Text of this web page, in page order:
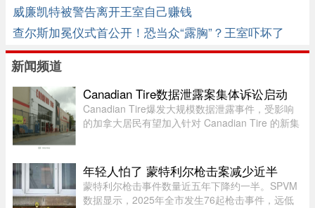
威廉凯特被警告离开王室自己赚钱
查尔斯加冕仪式首公开！恐当众“露胸”？王室吓坏了
新闻频道
Canadian Tire数据泄露案集体诉讼启动
Canadian Tire爆发大规模数据泄露事件，受影响
的加拿大居民有望加入针对 Canadian Tire 的新集
数据泄露影响的 Canadian ...
年轻人怕了 蒙特利尔枪击案减少近半
蒙特利尔枪击事件数量近五年下降约一半。SPVM
数据显示，2025年全市发生76起枪击事件，远低